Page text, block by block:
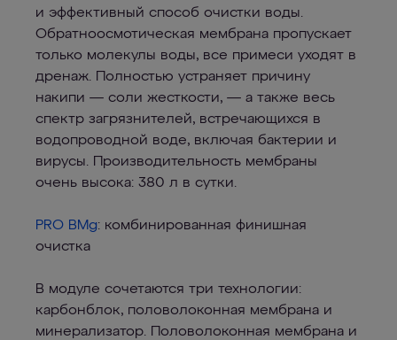
и эффективный способ очистки воды.
Обратноосмотическая мембрана пропускает
только молекулы воды, все примеси уходят в
дренаж. Полностью устраняет причину
накипи — соли жесткости, — а также весь
спектр загрязнителей, встречающихся в
водопроводной воде, включая бактерии и
вирусы. Производительность мембраны
очень высока: 380 л в сутки.
PRO BMg: комбинированная финишная
очистка
В модуле сочетаются три технологии:
карбонблок, половолоконная мембрана и
минерализатор. Половолоконная мембрана и